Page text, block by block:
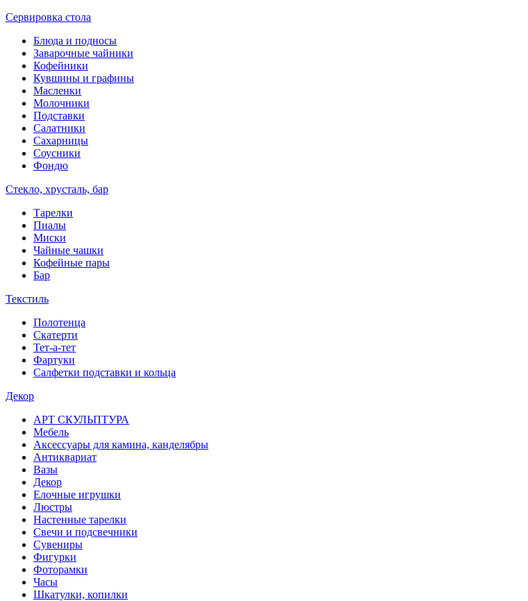
Сервировка стола
Блюда и подносы
Заварочные чайники
Кофейники
Кувшины и графины
Масленки
Молочники
Подставки
Салатники
Сахарницы
Соусники
Фондю
Стекло, хрусталь, бар
Тарелки
Пиалы
Миски
Чайные чашки
Кофейные пары
Бар
Текстиль
Полотенца
Скатерти
Тет-а-тет
Фартуки
Салфетки подставки и кольца
Декор
АРТ СКУЛЬПТУРА
Мебель
Аксессуары для камина, канделябры
Антиквариат
Вазы
Декор
Елочные игрушки
Люстры
Настенные тарелки
Свечи и подсвечники
Сувениры
Фигурки
Фоторамки
Часы
Шкатулки, копилки